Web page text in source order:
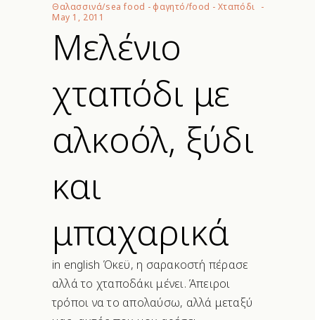
Θαλασσινά/sea food - φαγητό/food - Χταπόδι
May 1, 2011
Μελένιο
χταπόδι με
αλκοόλ, ξύδι
και
μπαχαρικά
in english Όκεϋ, η σαρακοστή πέρασε
αλλά το χταποδάκι μένει. Άπειροι
τρόποι να το απολαύσω, αλλά μεταξύ